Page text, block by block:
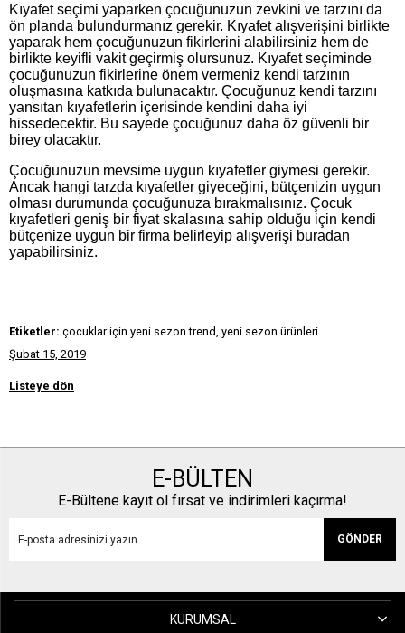
Kıyafet seçimi yaparken çocuğunuzun zevkini ve tarzını da
ön planda bulundurmanız gerekir. Kıyafet alışverişini birlikte
yaparak hem çocuğunuzun fikirlerini alabilirsiniz hem de
birlikte keyifli vakit geçirmiş olursunuz. Kıyafet seçiminde
çocuğunuzun fikirlerine önem vermeniz kendi tarzının
oluşmasına katkıda bulunacaktır. Çocuğunuz kendi tarzını
yansıtan kıyafetlerin içerisinde kendini daha iyi
hissedecektir. Bu sayede çocuğunuz daha öz güvenli bir
birey olacaktır.
Çocuğunuzun mevsime uygun kıyafetler giymesi gerekir.
Ancak hangi tarzda kıyafetler giyeceğini, bütçenizin uygun
olması durumunda çocuğunuza bırakmalısınız. Çocuk
kıyafetleri geniş bir fiyat skalasına sahip olduğu için kendi
bütçenize uygun bir firma belirleyip alışverişi buradan
yapabilirsiniz.
Etiketler: çocuklar için yeni sezon trend, yeni sezon ürünleri
Şubat 15, 2019
Listeye dön
E-BÜLTEN
E-Bültene kayıt ol fırsat ve indirimleri kaçırma!
GÖNDER
KURUMSAL